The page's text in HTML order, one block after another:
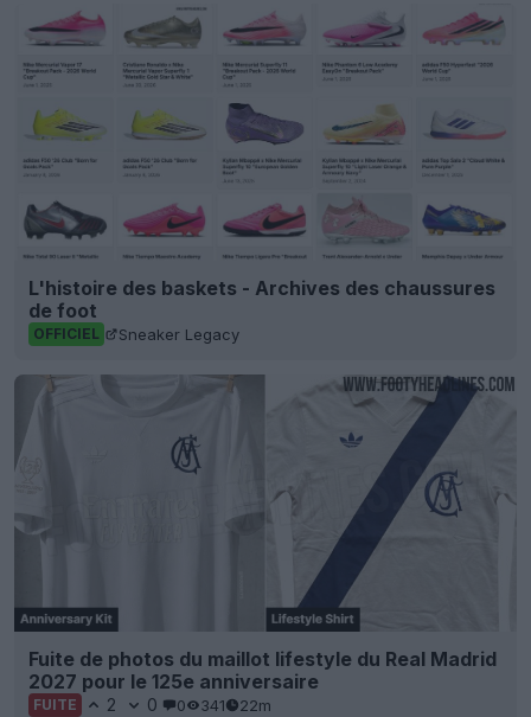
L'histoire des baskets - Archives des chaussures
de foot
OFFICIEL Sneaker Legacy
Fuite de photos du maillot lifestyle du Real Madrid
2027 pour le 125e anniversaire
FUITE 2 0 0 341 22m